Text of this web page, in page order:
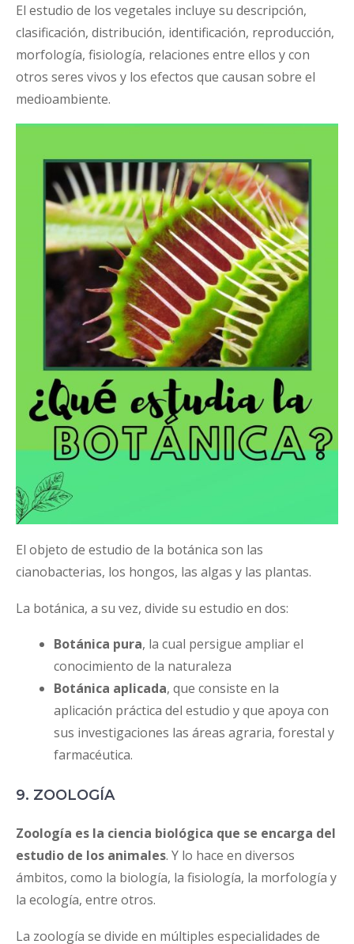
El estudio de los vegetales incluye su descripción,
clasificación, distribución, identificación, reproducción,
morfología, fisiología, relaciones entre ellos y con
otros seres vivos y los efectos que causan sobre el
medioambiente.
El objeto de estudio de la botánica son las
cianobacterias, los hongos, las algas y las plantas.
La botánica, a su vez, divide su estudio en dos:
Botánica pura, la cual persigue ampliar el
conocimiento de la naturaleza
Botánica aplicada, que consiste en la
aplicación práctica del estudio y que apoya con
sus investigaciones las áreas agraria, forestal y
farmacéutica.
9. ZOOLOGÍA
Zoología es la ciencia biológica que se encarga del
estudio de los animales. Y lo hace en diversos
ámbitos, como la biología, la fisiología, la morfología y
la ecología, entre otros.
La zoología se divide en múltiples especialidades de